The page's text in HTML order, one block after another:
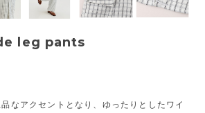
leg pants
なアクセントとなり、ゆったりとしたワイ